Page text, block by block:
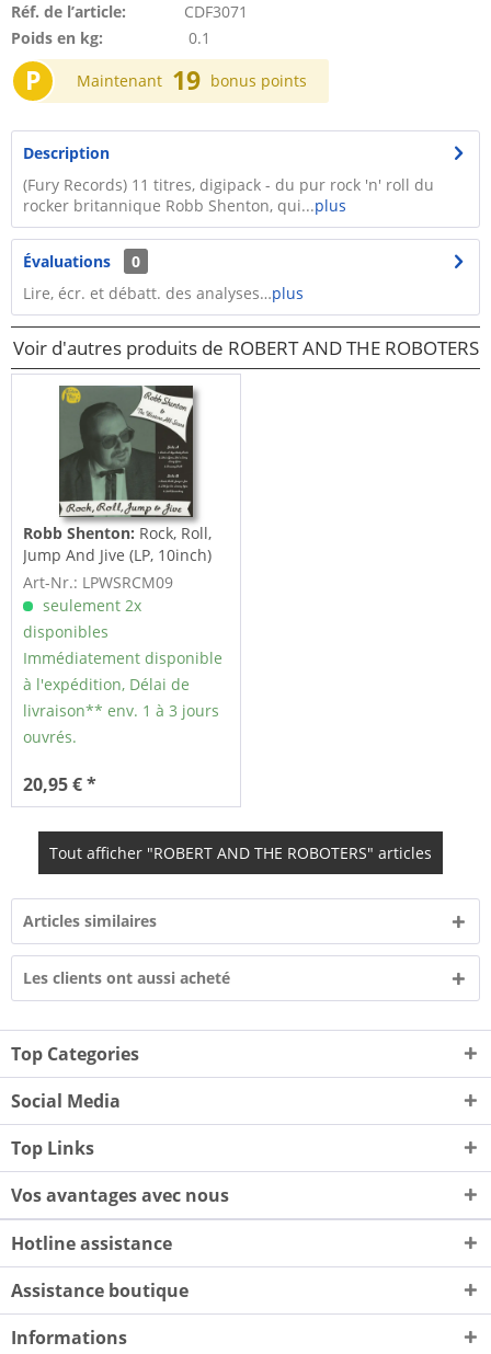
Réf. de l’article:
CDF3071
Poids en kg:
0.1
P Maintenant 19 bonus points
Description
(Fury Records) 11 titres, digipack - du pur rock 'n' roll du
rocker britannique Robb Shenton, qui...plus
Évaluations
0
Lire, écr. et débatt. des analyses…plus
Voir d'autres produits de ROBERT AND THE ROBOTERS
Robb Shenton: Rock, Roll,
Jump And Jive (LP, 10inch)
Art-Nr.: LPWSRCM09
seulement 2x
disponibles
Immédiatement disponible
à l'expédition, Délai de
livraison** env. 1 à 3 jours
ouvrés.
20,95 € *
Tout afficher "ROBERT AND THE ROBOTERS" articles
Articles similaires
Les clients ont aussi acheté
Top Categories
Social Media
Top Links
Vos avantages avec nous
Hotline assistance
Assistance boutique
Informations